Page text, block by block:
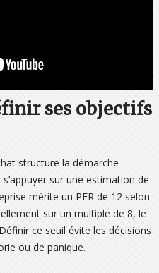
ses objectifs
structure la démarche
sur une estimation de
mérite un PER de 12 selon
sur un multiple de 8, le
ce seuil évite les décisions
ou de panique.